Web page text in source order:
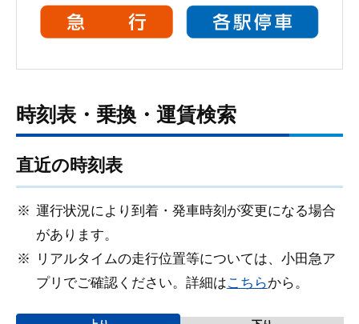
時刻表・乗換・運賃検索
直近の時刻表
運行状況により到着・発車時刻が変更になる場合
があります。
リアルタイムの走行位置等については、小田急ア
プリでご確認ください。詳細はこちらから。